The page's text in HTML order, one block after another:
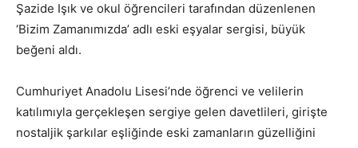
Şazide Işık ve okul öğrencileri tarafından düzenlenen
‘Bizim Zamanımızda’ adlı eski eşyalar sergisi, büyük
beğeni aldı.
Cumhuriyet Anadolu Lisesi’nde öğrenci ve velilerin
katılımıyla gerçekleşen sergiye gelen davetlileri, girişte
nostaljik şarkılar eşliğinde eski zamanların güzelliğini